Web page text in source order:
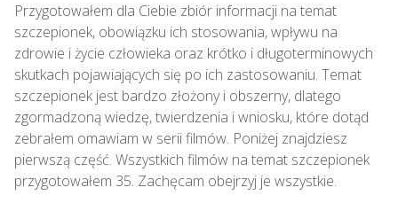
Przygotowałem dla Ciebie zbiór informacji na temat
szczepionek, obowiązku ich stosowania, wpływu na
zdrowie i życie człowieka oraz krótko i długoterminowych
skutkach pojawiających się po ich zastosowaniu. Temat
szczepionek jest bardzo złożony i obszerny, dlatego
zgormadzoną wiedzę, twierdzenia i wniosku, które dotąd
zebrałem omawiam w serii filmów. Poniżej znajdziesz
pierwszą część. Wszystkich filmów na temat szczepionek
przygotowałem 35. Zachęcam obejrzyj je wszystkie.